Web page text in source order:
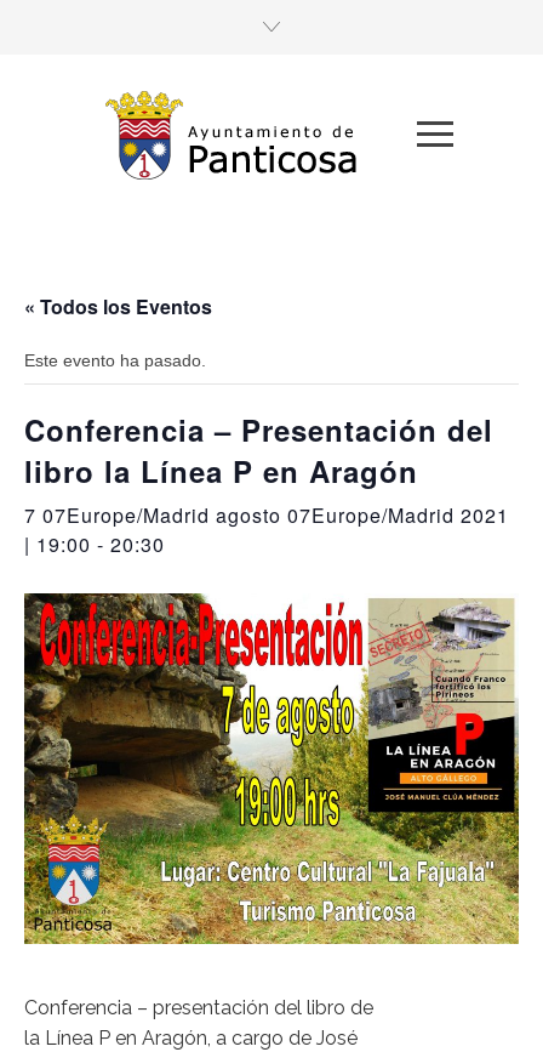
« Todos los Eventos
Este evento ha pasado.
Conferencia – Presentación del
libro la Línea P en Aragón
7 07Europe/Madrid agosto 07Europe/Madrid 2021
| 19:00 - 20:30
Conferencia – presentación del libro de
la Línea P en Aragón, a cargo de José